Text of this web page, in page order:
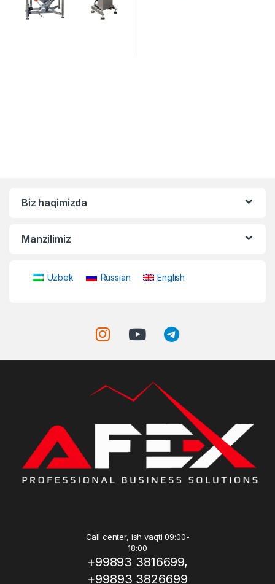
Biz haqimizda
Manzilimiz
Uzbek Russian English
Call center, ish vaqti 09:00-
18:00
+99893 3816699,
+99893 3826699